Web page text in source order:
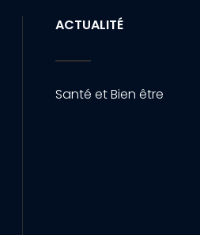
ACTUALITÉ
Santé et Bien être